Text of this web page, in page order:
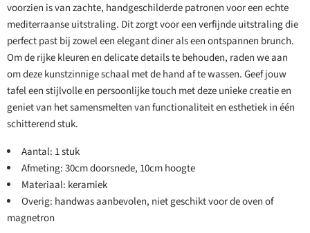
voorzien is van zachte, handgeschilderde patronen voor een echte
mediterraanse uitstraling. Dit zorgt voor een verfijnde uitstraling die
perfect past bij zowel een elegant diner als een ontspannen brunch.
Om de rijke kleuren en delicate details te behouden, raden we aan
om deze kunstzinnige schaal met de hand af te wassen. Geef jouw
tafel een stijlvolle en persoonlijke touch met deze unieke creatie en
geniet van het samensmelten van functionaliteit en esthetiek in één
schitterend stuk.
Aantal: 1 stuk
Afmeting: 30cm doorsnede, 10cm hoogte
Materiaal: keramiek
Overig: handwas aanbevolen, niet geschikt voor de oven of
magnetron